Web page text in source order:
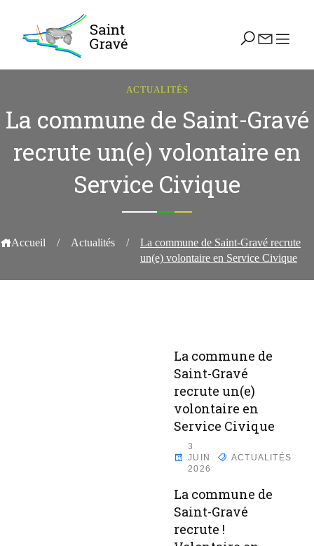
ACTUALITÉS
La commune de Saint-Gravé
recrute un(e) volontaire en
Service Civique
Accueil / Actualités /
La commune de Saint-Gravé recrute
un(e) volontaire en Service Civique
La commune de
Saint-Gravé
recrute un(e)
volontaire en
Service Civique
3
JUIN
2026
ACTUALITÉS
La commune de
Saint-Gravé
recrute !